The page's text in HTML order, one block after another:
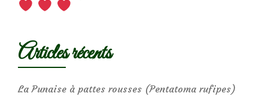
Articles récents
La Punaise à pattes rousses (Pentatoma rufipes)